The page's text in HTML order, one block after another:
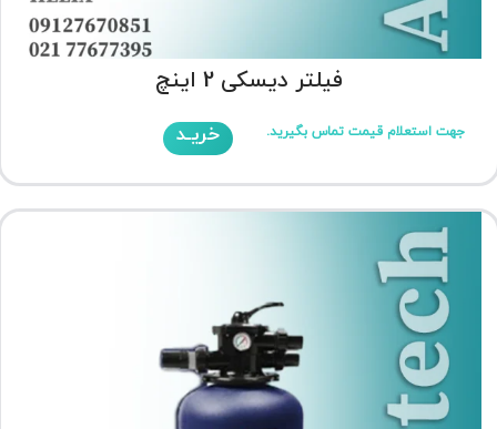
فیلتر دیسکی 2 اینچ
جهت استعلام قیمت تماس بگیرید. خریـد